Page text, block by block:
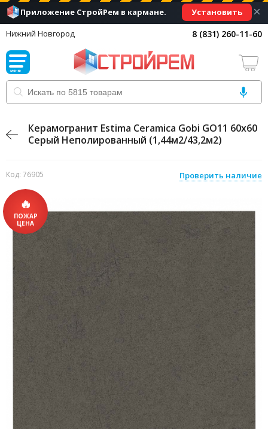
Приложение СтройРем в кармане. Установить ×
Нижний Новгород 8 (831) 260-11-60
Керамогранит Estima Ceramica Gobi GO11 60x60
Серый Неполированный (1,44м2/43,2м2)
Код: 76905 Проверить наличие